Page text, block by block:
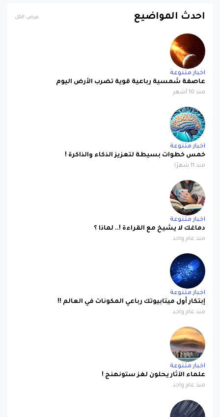
اخبار متنوعة
عاصفة شمسية رباعية قوية تضرب الأرض اليوم
منذ 10 أشهر
اخبار متنوعة
خمس خطوات بسيطة لتعزيز الذكاء والذاكرة !
منذ 11 شهرًا
اخبار متنوعة
دماغك لا يشيخ مع القراءة !.. لماذا ؟
منذ عام واحد
اخبار متنوعة
إبتكار أول ميتابيوتك رباعي المكونات في العالم !!
منذ عام واحد
اخبار متنوعة
علماء الآثار يحلون لغز ستونهنج !
منذ عام واحد